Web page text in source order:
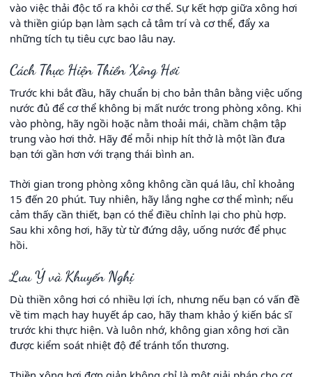
vào việc thải độc tố ra khỏi cơ thể. Sự kết hợp giữa xông hơi
và thiền giúp bạn làm sạch cả tâm trí và cơ thể, đẩy xa
những tích tụ tiêu cực bao lâu nay.
Cách Thực Hiện Thiền Xông Hơi
Trước khi bắt đầu, hãy chuẩn bị cho bản thân bằng việc uống
nước đủ để cơ thể không bị mất nước trong phòng xông. Khi
vào phòng, hãy ngồi hoặc nằm thoải mái, chầm chậm tập
trung vào hơi thở. Hãy để mỗi nhịp hít thở là một lần đưa
bạn tới gần hơn với trạng thái bình an.
Thời gian trong phòng xông không cần quá lâu, chỉ khoảng
15 đến 20 phút. Tuy nhiên, hãy lắng nghe cơ thể mình; nếu
cảm thấy cần thiết, bạn có thể điều chỉnh lại cho phù hợp.
Sau khi xông hơi, hãy từ từ đứng dậy, uống nước để phục
hồi.
Lưu Ý và Khuyến Nghị
Dù thiền xông hơi có nhiều lợi ích, nhưng nếu bạn có vấn đề
về tim mạch hay huyết áp cao, hãy tham khảo ý kiến bác sĩ
trước khi thực hiện. Và luôn nhớ, không gian xông hơi cần
được kiểm soát nhiệt độ để tránh tổn thương.